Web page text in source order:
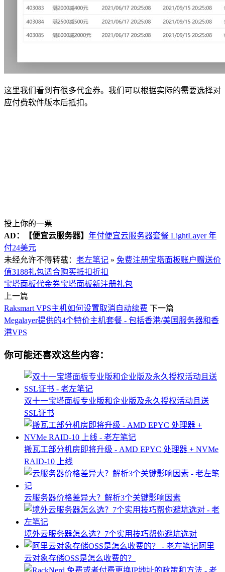
这里我们看到有很多代金券。我们可以根据实际的需要选择对
应付费软件版本后抵扣。
投上你的一票
AD：
【便宜云服务器】 年付便宜云服务器套餐 LightLayer 年
付24美元
未经允许不得转载： 老左笔记 » 免费注册宝塔面板账户赠送价
值3188礼包适合购买抵扣折扣
宝塔面板代金券宝塔面板新注册礼包
上一篇
Raksmart VPS主机如何设置取消自动续费 下一篇
Megalayer提供的4个特价主机套餐 - 包括香港/美国服务器和香
港VPS
你可能还喜欢这些内容：
双十一宝塔面板专业版和企业版及永久授权活动且送
SSL证书
搬瓦工部分机房即将升级 - AMD EPYC 处理器 + NVMe
RAID-10 上线
云服务器价格差异大？解析3个关键影响因素
境外云服务器怎么选？7个实用技巧帮你避坑选对
阿里
云对象存储OSS是怎么收费的？